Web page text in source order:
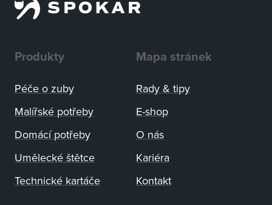
Produkty
Péče o zuby
Malířské potřeby
Domácí potřeby
Umělecké štětce
Technické kartáče
Mapa stránek
Rady & tipy
E-shop
O nás
Kariéra
Kontakt